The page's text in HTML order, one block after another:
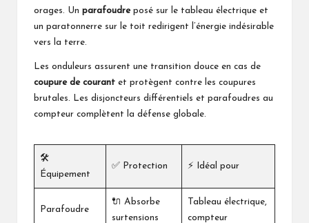
orages. Un parafoudreposé sur le tableau électrique et
un paratonnerre sur le toit redirigent l’énergie indésirable
vers la terre.
Les onduleurs assurent une transition douce en cas de
coupure de courant et protègent contre les coupures
brutales. Les disjoncteurs différentiels et parafoudres au
compteur complètent la défense globale.
🛠️
Équipement
✅ Protection ⚡ Idéal pour
Parafoudre
🔌 Absorbe
surtensions
Tableau électrique,
compteur